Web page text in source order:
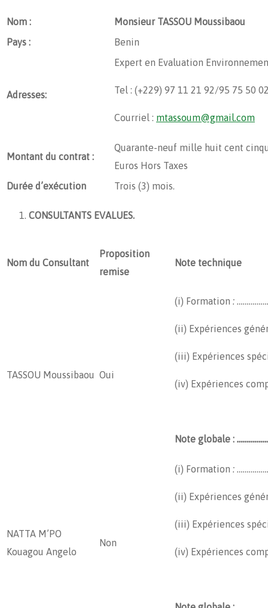
Nom :
Monsieur TASSOU Moussibaou
Pays :
Benin
Adresses:
Expert en Evaluation
Tel : (+229) 97 11 21 92/95 75 50
Courriel : mtassoum@gmail.com
Montant du contrat :
Quarante-neuf mille huit cent
Euros Hors Taxes
Durée d’exécution
Trois (3) mois.
CONSULTANTS EVALUES.
Nom du Consultant
Proposition
remise
Note technique
TASSOU Moussibaou Oui
(i) Formation :
(ii) Expériences
(iii) Expériences
(iv) Expériences
Note globale :
NATTA M’PO
Kouagou Angelo
Non
(i) Formation :
(ii) Expériences
(iii) Expériences
(iv) Expériences